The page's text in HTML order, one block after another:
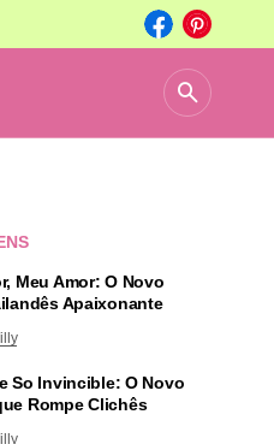
Meu Amor: O Novo
Apaixonante
So Invincible: O Novo
Rompe Clichês